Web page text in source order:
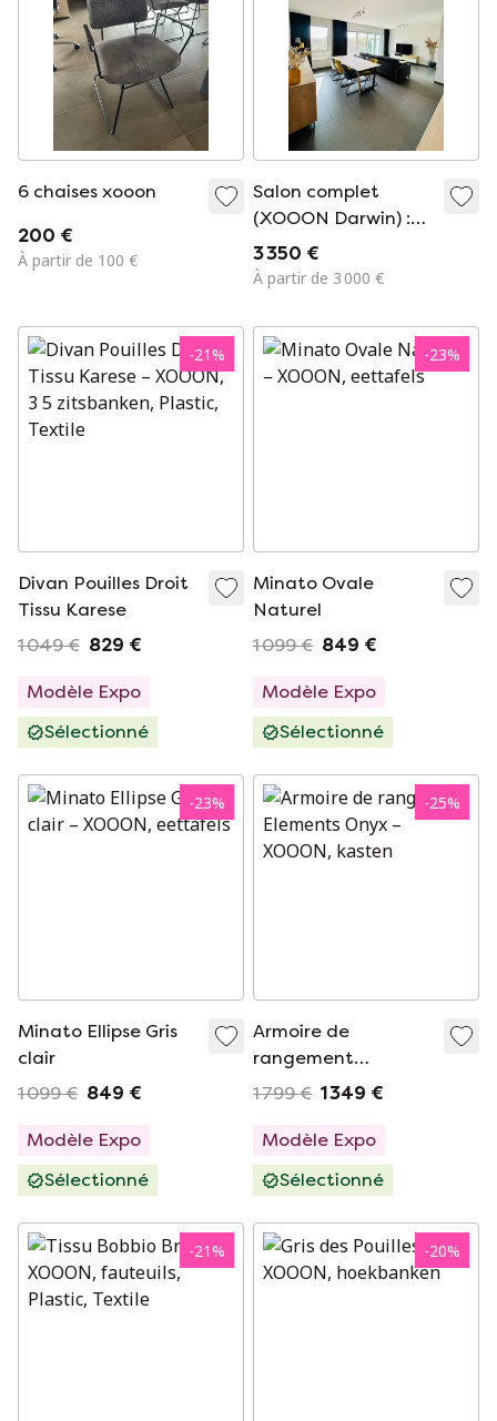
6 chaises xooon
200 €
À partir de 100 €
Salon complet
(XOOON Darwin) :
buffet, meuble TV,
table et chaises,
manger et canapé.
3 350 €
À partir de 3 000 €
-21%
Divan Pouilles Droit
Tissu Karese
1 049 € 829 €
Modèle Expo
Sélectionné
-23%
Minato Ovale
Naturel
1 099 € 849 €
Modèle Expo
Sélectionné
-23%
Minato Ellipse Gris
clair
1 099 € 849 €
Modèle Expo
Sélectionné
-25%
Armoire de
rangement
Elements Onyx
1 799 € 1 349 €
Modèle Expo
Sélectionné
-21% -20%